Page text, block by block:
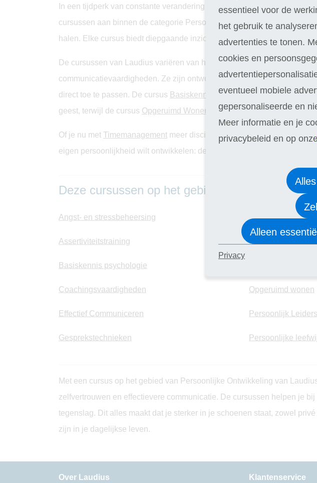
In een tijdperk van constante verandering en vooruitgang is
cursussen aan binnen de categorie Persoonlijke Ontwikkeling. Deze
halen. Elke cursus biedt diepgaande inzichten en praktische kennis
De cursussen van Laudius variëren van het beheersen vanangst en
communicatievaardigheden. Ze zijn ontworpen om een evenwicht te
direct toe te passen. De cursus Basiskennis Psychologie biedt een
geest, terwijl de cursus Opgeruimd Wonen praktische tips en technieken
Of je nu met Timemanagement meer discipline in je dagelijkse routine
eigen persoonlijkheid wilt ontwikkelen: de uitgebreide cursussen van
Deze cursussen op het gebied van
Angst- en stressbeheersing
Assertiviteitstraining
Basiskennis psychologie
Coachingsvaardigheden
Effectief Communiceren
Gesprekstechnieken
Human Design
Intuïtieve
Opgeruimd wonen
Persoonlijk
Persoonlijke
Met een cursus op het gebied van Persoonlijke Ontwikkeling van
zelfvertrouwen en effectievere communicatie. De cursussen helpen je
tegenslag. Dit alles maakt dat je sterker in je schoenen staat, zowel
zijn in je dagelijkse leven.
Over Laudius Klantenservice
essentieel voor de
het gebruik te
advertenties te tonen.
cookies en
eventueel mobiele
gepersonaliseerde en
Meer informatie en je
privacybeleid en op
Alleen
Privacy